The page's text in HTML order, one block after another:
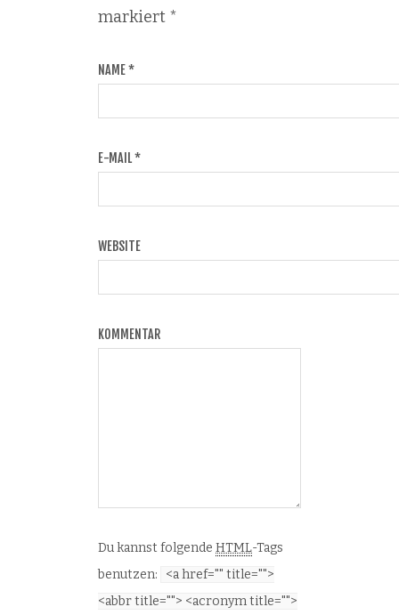
markiert *
NAME*
E-MAIL*
WEBSITE
KOMMENTAR
Du kannst folgende HTML-Tags
benutzen:
<a href="" title="">
<abbr title=""> <acronym title="">